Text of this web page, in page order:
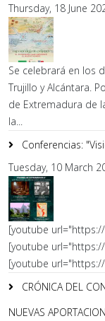
Thursday, 18 June
Se celebrará en los
Trujillo y Alcántara.
de Extremadura de
la...
Conferencias:
Tuesday, 10 March
[youtube
[youtube
[youtube
CRÓNICA DEL
NUEVAS